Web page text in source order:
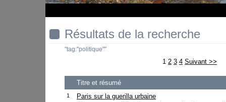
Résultats de la recherche
"tag:"politique""
1 2 3 4 Suivant >>
Titre et résumé
1
Paris sur la guerilla urbaine